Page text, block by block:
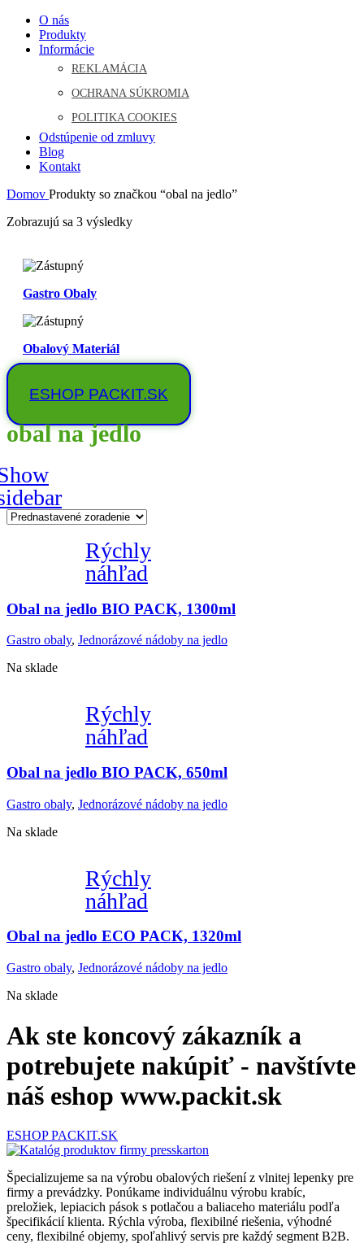
O nás
Produkty
Informácie
REKLAMÁCIA
OCHRANA SÚKROMIA
POLITIKA COOKIES
Odstúpenie od zmluvy
Blog
Kontakt
Domov Produkty so značkou “obal na jedlo”
Zobrazujú sa 3 výsledky
Gastro Obaly
Obalový Materiál
ESHOP PACKIT.SK
obal na jedlo
Rýchly
náhľad
Obal na jedlo BIO PACK, 1300ml
Gastro obaly, Jednorázové nádoby na jedlo
Na sklade
Rýchly
náhľad
Obal na jedlo BIO PACK, 650ml
Gastro obaly, Jednorázové nádoby na jedlo
Na sklade
Rýchly
náhľad
Obal na jedlo ECO PACK, 1320ml
Gastro obaly, Jednorázové nádoby na jedlo
Na sklade
Ak ste koncový zákazník a
potrebujete nakúpiť - navštívte
náš eshop www.packit.sk
ESHOP PACKIT.SK
Špecializujeme sa na výrobu obalových riešení z vlnitej lepenky pre
firmy a prevádzky. Ponúkame individuálnu výrobu krabíc,
preložiek, lepiacich pások s potlačou a baliaceho materiálu podľa
špecifikácií klienta. Rýchla výroba, flexibilné riešenia, výhodné
ceny, flexibilné objemy, spoľahlivý servis pre každý segment B2B.